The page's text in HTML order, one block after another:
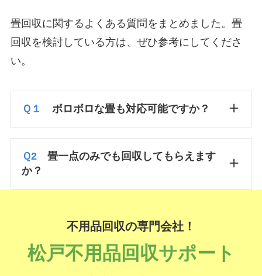
畳回収に関するよくある質問をまとめました。畳
回収を検討している方は、ぜひ参考にしてくださ
い。
Ｑ１ ボロボロな畳も対応可能ですか？
Ｑ2畳一点のみでも回収してもらえます
か？
不用品回収の専門会社！
松戸不用品回収サポート